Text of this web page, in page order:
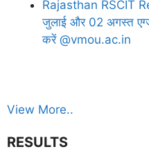
Rajasthan RSCIT
जुलाई और 02 अगस्त
करें @vmou.ac.in
View More..
RESULTS